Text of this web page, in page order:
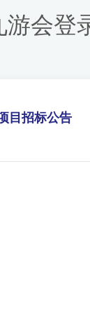
游会登
目招标公告